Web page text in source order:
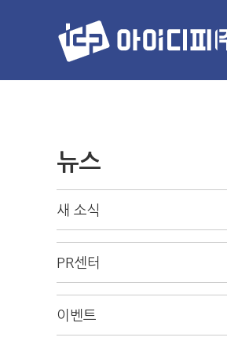
뉴스
새 소식
PR센터
이벤트